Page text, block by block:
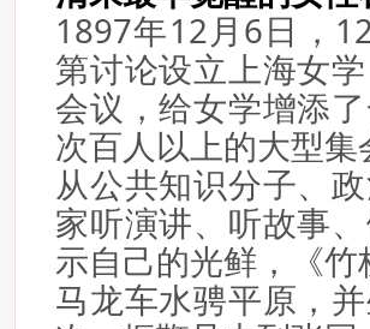
1897年12月6日，
第讨论设立上海女
会议，给女学增添
次百人以上的大型集
从公共知识分子、
家听演讲、听故事
示自己的光鲜，《
马龙车水骋平原，